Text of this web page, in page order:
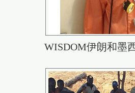
WISDOM伊朗和墨